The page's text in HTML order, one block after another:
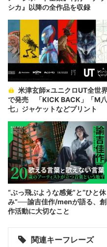
シカ』以降の全作品を収録
で発売 「KICK BACK」「M八
七」ジャケットなどプリント
“ぶっ飛ぶような感覚”と“ひと休
み”──諭吉佳作/menが語る、創
作活動に大切なこと
関連キーフレーズ